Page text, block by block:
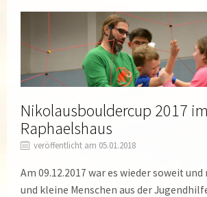
Nikolausbouldercup 2017 im
Raphaelshaus
veröffentlicht am 05.01.2018
Am 09.12.2017 war es wieder soweit
und kleine Menschen aus der